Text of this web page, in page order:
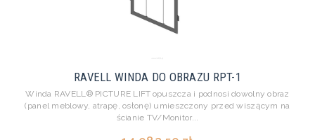
RAVELL WINDA DO OBRAZU RPT-1
Winda RAVELL® PICTURE LIFT opuszcza i podnosi dowolny obraz
(panel meblowy, atrapę, osłonę) umieszczony przed wiszącym na
ścianie TV/Monitor...